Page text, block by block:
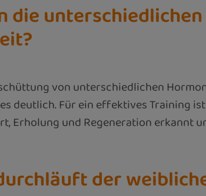
die
von unterschiedlichen
deutlich. Für ein effektives Training
Erholung und Regeneration erkannt
der